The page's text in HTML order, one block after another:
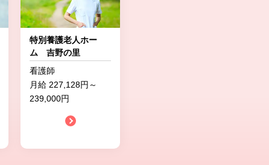
特別養護老人ホー
ム 吉野の里
看護師
月給 227,128円～
239,000円